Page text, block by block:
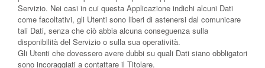
Servizio. Nei casi in cui questa Applicazione indichi alcuni Dati
come facoltativi, gli Utenti sono liberi di astenersi dal comunicare
tali Dati, senza che ciò abbia alcuna conseguenza sulla
disponibilità del Servizio o sulla sua operatività.
Gli Utenti che dovessero avere dubbi su quali Dati siano obbligatori
sono incoraggiati a contattare il Titolare.